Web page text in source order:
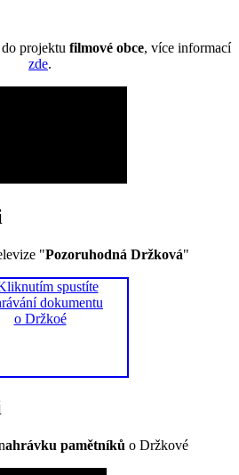
projektu filmové obce, více informací
zde.
"Pozoruhodná Držková"
ahrávku pamětníků o Držkové